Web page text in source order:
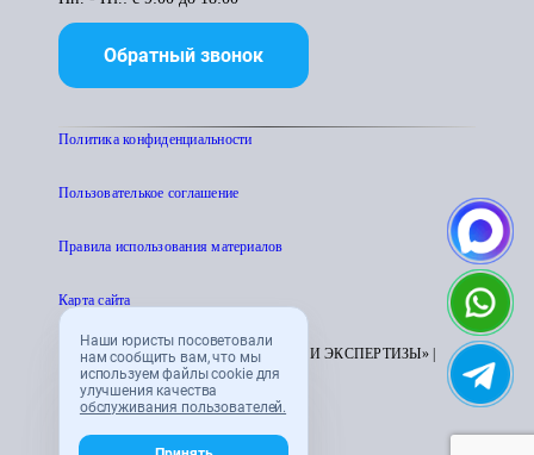
Наши юристы посоветовали
нам сообщить вам, что мы
используем файлы cookie для
улучшения качества
обслуживания пользователей.
Обратный звонок
Политика конфиденциальности
Пользователькое соглашение
Правила использования материалов
Карта сайта
© 1995 - 2026 «ЦЕНТР АТТЕСТАЦИИ И ЭКСПЕРТИЗЫ» |
CENTRATTEK.RU